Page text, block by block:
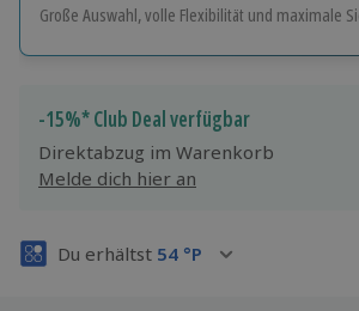
Große Auswahl, volle Flexibilität und maximale
Jeder Gutschein für alle Erlebnisse einlösbar.
Maximale Sicherheit
3 Jahre gültig & verlängerbar.
-15%* Club Deal verfügbar
Direktabzug im Warenkorb
Melde dich hier an
Du erhältst 54 °P